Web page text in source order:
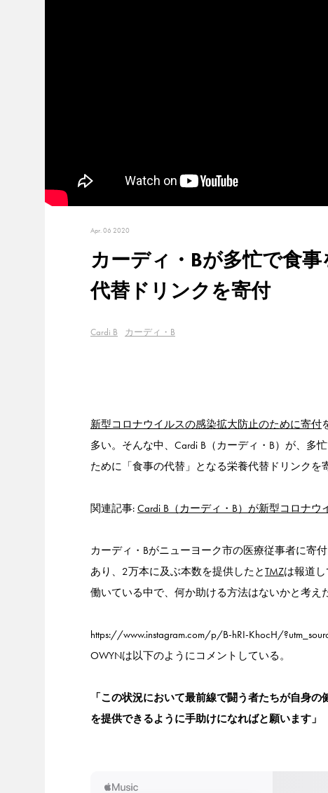
Apr. 06 2020
カーディ・Bが多忙で食
代替ドリンクを寄付
Cardi B カーディ・B
新型コロナウイルスの感染拡大防止のために寄付
多い。そんな中、Cardi B（カーディ・B）が、多
ために「食事の代替」となる栄養代替ドリンクを
関連記事: Cardi B（カーディ・B）が新型コロナ
カーディ・Bがニューヨーク市の医療従事者に寄
あり、2万本に及ぶ本数を提供したとTMZは報道
働いている中で、何か助ける方法はないかと考え
https://www.instagram.com/p/B-hRI-KhocH/
OWYNは以下のようにコメントしている。
「この状況において最前線で闘う者たちが自身
を提供できるように手助けになればと願います」